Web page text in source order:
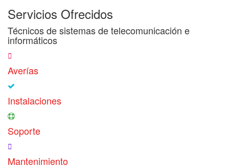
Servicios Ofrecidos
Técnicos de sistemas de telecomunicación e
informáticos
Averías
Instalaciones
Soporte
Mantenimiento